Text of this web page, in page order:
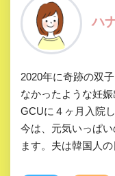
ハ
2020年に奇跡の双
なかったような妊
GCUに４ヶ月入院
今は、元気いっぱ
ます。夫は韓国人の